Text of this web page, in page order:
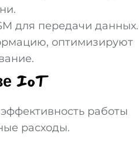
для передачи данных.
оптимизируют
IoT
работы
расходы.